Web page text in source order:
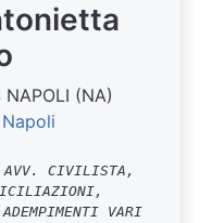
(NA)
AVV. CIVILISTA,
VARI